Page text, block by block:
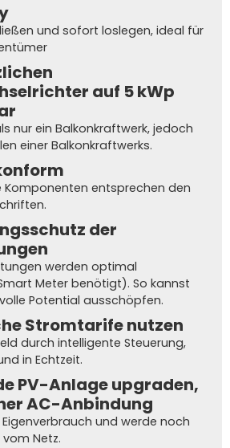
und sofort loslegen, ideal für
auf 5 kWp
nur ein Balkonkraftwerk, jedoch
einer Balkonkraftwerks.
Komponenten entsprechen den
der
werden optimal
Meter benötigt). So kannst
Potential ausschöpfen.
Stromtarife nutzen
durch intelligente Steuerung,
in Echtzeit.
PV-Anlage upgraden,
AC-Anbindung
Eigenverbrauch und werde noch
Netz.